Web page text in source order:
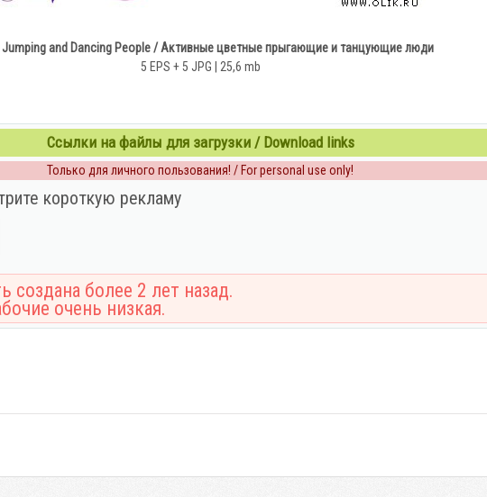
Jumping and Dancing People / Активные цветные прыгающие и танцующие люди
5 EPS + 5 JPG | 25,6 mb
Ссылки на файлы для загрузки / Download links
Только для личного пользования! / For personal use only!
короткую рекламу
создана более 2 лет назад.
очень низкая.